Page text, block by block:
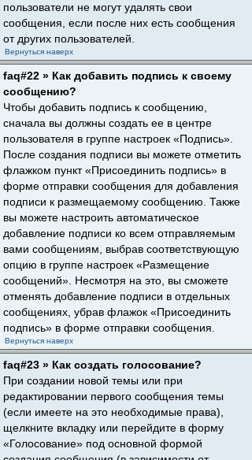
пользователи не могут удалять свои
сообщения, если после них есть сообщения
от других пользователей.
Вернуться наверх
faq#22 » Как добавить подпись к своему
сообщению?
Чтобы добавить подпись к сообщению,
сначала вы должны создать ее в центре
пользователя в группе настроек «Подпись».
После создания подписи вы можете отметить
флажком пункт «Присоединить подпись» в
форме отправки сообщения для добавления
подписи к размещаемому сообщению. Также
вы можете настроить автоматическое
добавление подписи ко всем отправляемым
вами сообщениям, выбрав соответствующую
опцию в группе настроек «Размещение
сообщений». Несмотря на это, вы сможете
отменять добавление подписи в отдельных
сообщениях, убрав флажок «Присоединить
подпись» в форме отправки сообщения.
Вернуться наверх
faq#23 » Как создать голосование?
При создании новой темы или при
редактировании первого сообщения темы
(если имеете на это необходимые права),
щелкните вкладку или перейдите в форму
«Голосование» под основной формой